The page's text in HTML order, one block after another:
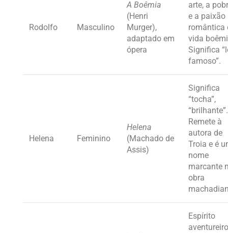
Rodolfo Masculino
A Boêmia
(Henri
Murger),
adaptado em
ópera
arte, a
e a paixão
romântica
vida
Significa
famoso”.
Helena Feminino
Helena
(Machado de
Assis)
Significa
“tocha”,
“brilhante”.
Remete à
autora de
Troia e é
nome
marcante
obra
Espírito